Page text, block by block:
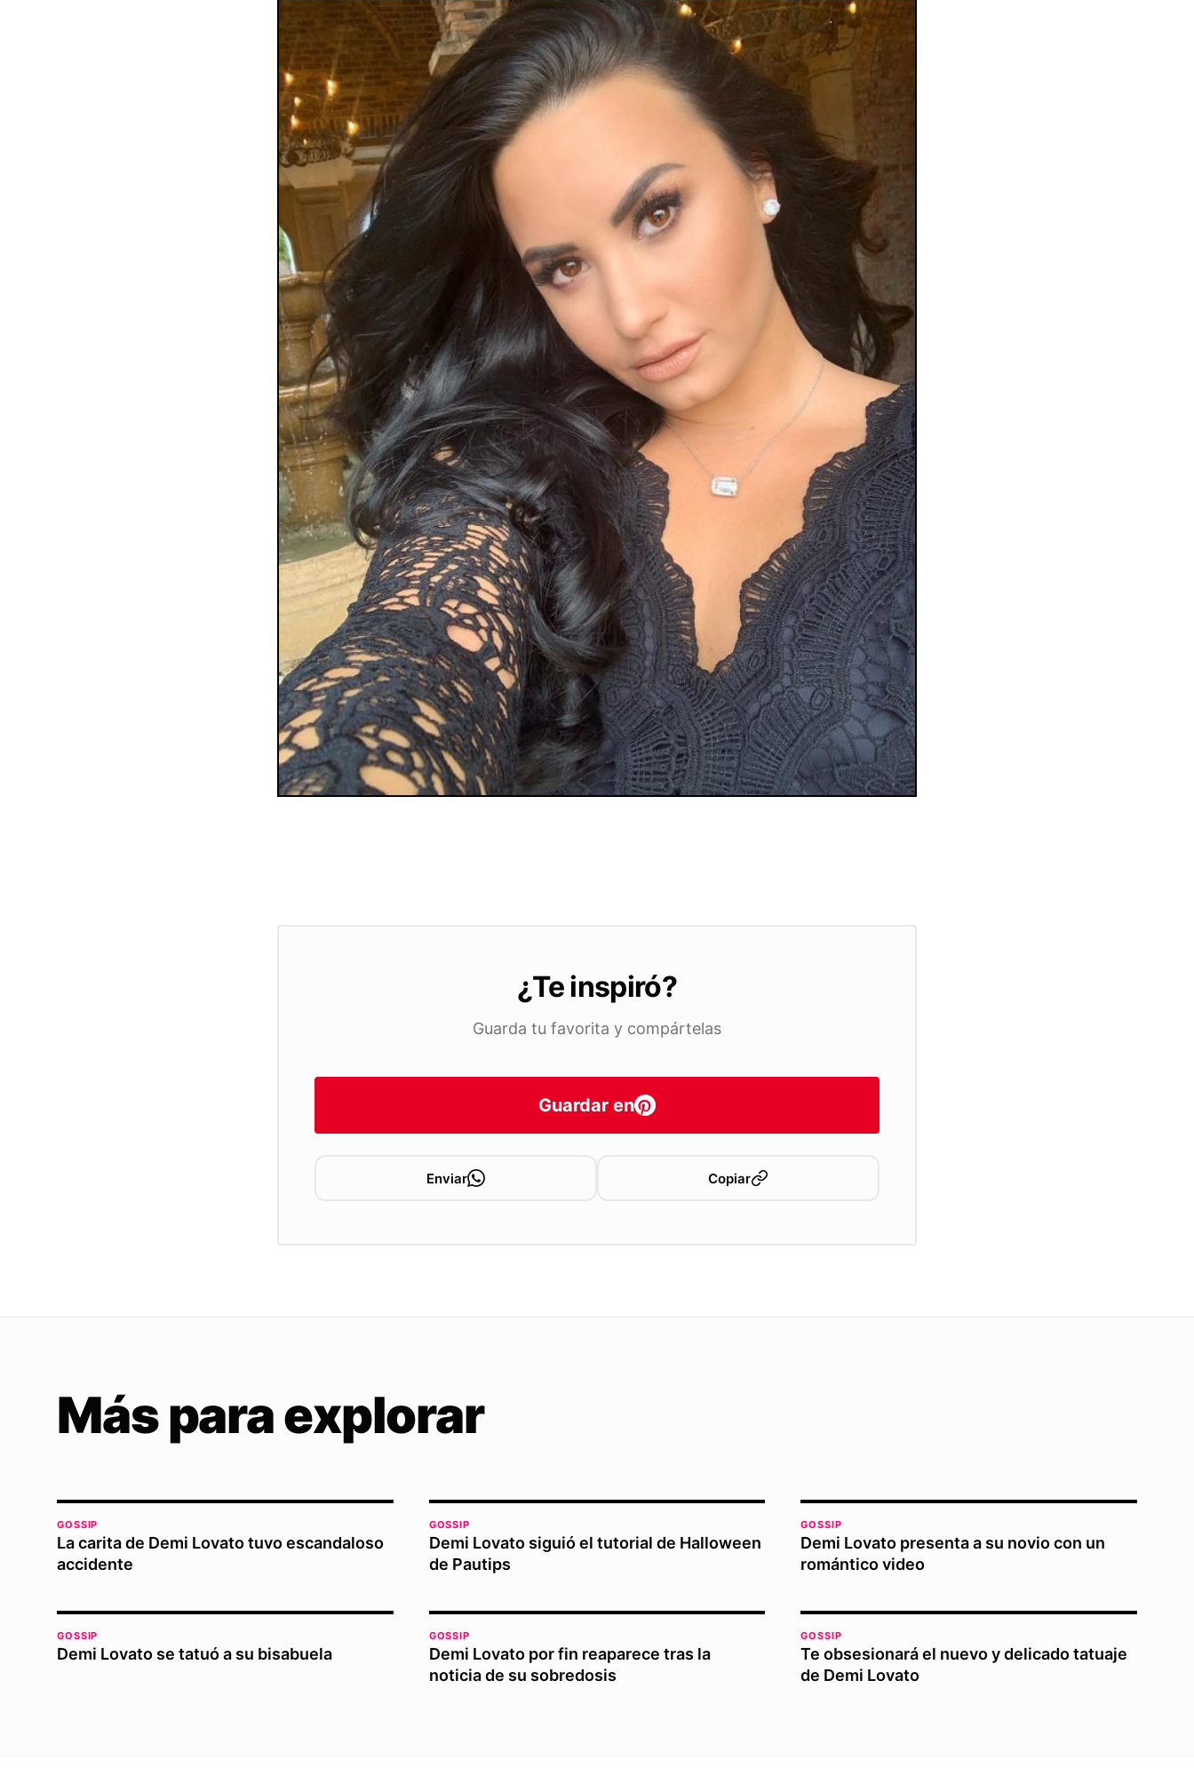
¿Te inspiró?
Guarda tu favorita y compártelas
Guardar en
Enviar Copiar
Más para explorar
GOSSIP
La carita de Demi Lovato tuvo escandaloso
accidente
GOSSIP
Demi Lovato siguió el tutorial de Halloween
de Pautips
GOSSIP
Demi Lovato presenta a su novio con un
romántico video
GOSSIP
Demi Lovato se tatuó a su bisabuela
GOSSIP
Demi Lovato por fin reaparece tras la
noticia de su sobredosis
GOSSIP
Te obsesionará el nuevo y delicado tatuaje
de Demi Lovato